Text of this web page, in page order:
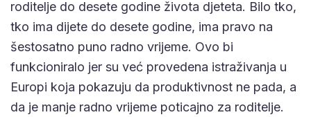
roditelje do desete godine života djeteta. Bilo tko,
tko ima dijete do desete godine, ima pravo na
šestosatno puno radno vrijeme. Ovo bi
funkcioniralo jer su već provedena istraživanja u
Europi koja pokazuju da produktivnost ne pada, a
da je manje radno vrijeme poticajno za roditelje.